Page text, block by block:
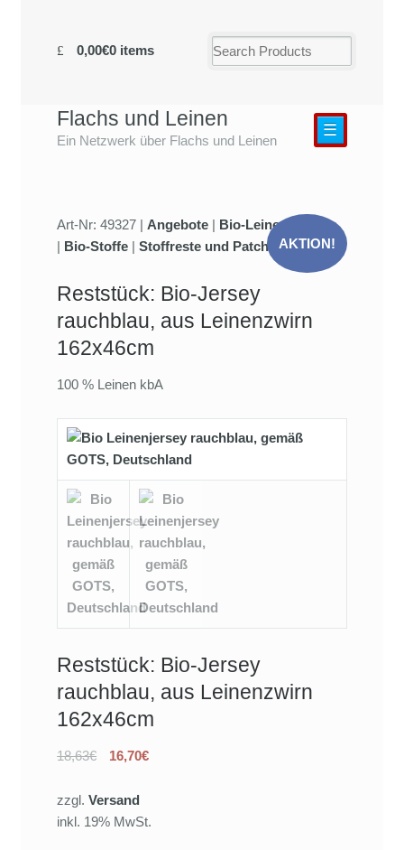
0,00€0 items
Flachs und Leinen
Ein Netzwerk über Flachs und Leinen
☰
AKTION!
Art-Nr: 49327 | Angebote | Bio-Leinenjersey
| Bio-Stoffe |Stoffreste und Patchwork
Reststück: Bio-Jersey
rauchblau, aus Leinenzwirn
162x46cm
100 % Leinen kbA
Reststück: Bio-Jersey
rauchblau, aus Leinenzwirn
162x46cm
18,63€ 16,70€
zzgl.Versand
inkl. 19% MwSt.